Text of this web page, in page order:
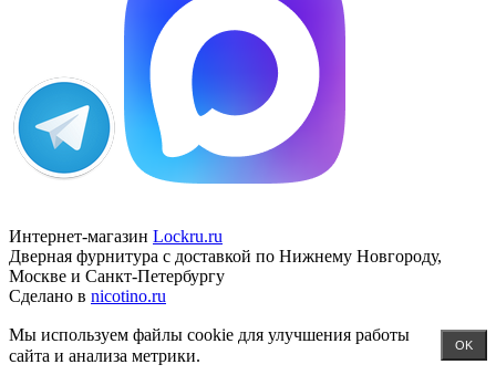
Интернет-магазин Lockru.ru
Дверная фурнитура с доставкой по Нижнему Новгороду,
Москве и Санкт-Петербургу
Сделано в nicotino.ru
Мы используем файлы cookie для улучшения работы
сайта и анализа метрики.
OK